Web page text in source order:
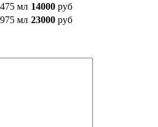
475 мл 14000 руб
975 мл 23000 руб